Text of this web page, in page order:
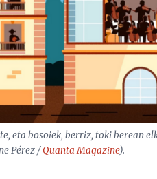
eta bosoiek, berriz, toki berean
Pérez /Quanta Magazine).